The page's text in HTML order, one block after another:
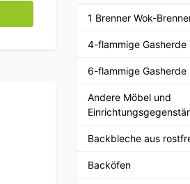
Schubladen 223 cm 230V Horeca
1 Brenner Wok-
4-flammige Gasherde
6-flammige Gasherde
Andere Möbel und
Backbleche aus
Backöfen